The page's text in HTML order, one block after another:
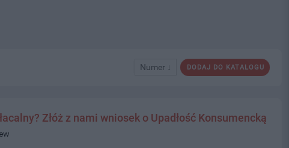
DODAJ DO KATALOGU
Numer ↓
Złóż z nami wniosek o Upadłość Konsumencką